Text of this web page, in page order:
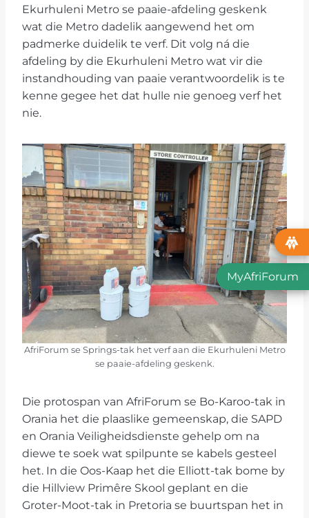
Ekurhuleni Metro se paaie-afdeling geskenk
wat die Metro dadelik aangewend het om
padmerke duidelik te verf. Dit volg ná die
afdeling by die Ekurhuleni Metro wat vir die
instandhouding van paaie verantwoordelik is te
kenne gegee het dat hulle nie genoeg verf het
nie.
AfriForum se Springs-tak het verf aan die Ekurhuleni Metro
se paaie-afdeling geskenk.
Die protospan van AfriForum se Bo-Karoo-tak in
Orania het die plaaslike gemeenskap, die SAPD
en Orania Veiligheidsdienste gehelp om na
diewe te soek wat spilpunte se kabels gesteel
het. In die Oos-Kaap het die Elliott-tak bome by
die Hillview Primêre Skool geplant en die
Groter-Moot-tak in Pretoria se buurtspan het in
MyAfriForum